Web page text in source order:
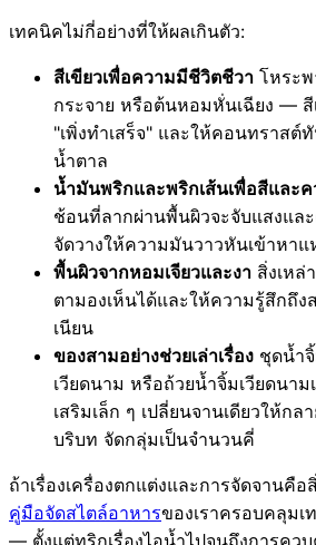
เทคนิคไม่กี่อย่างที่ให้ผลเกินตัว:
สีเขียวเพื่อความมีชีวิตชีวา โหระ
กระจาย หรือต้นหอมหั่นเฉียง — สี
"เพิ่งทำเสร็จ" และให้คอนทราสต์
น้ำตาล
น้ำมันพริกและพริกเส้นเพื่อสีและค
ช้อนที่ลากผ่านพื้นผิวจะจับแสงแล
จัดวางให้ความมันวาวหันเข้าหาแ
พื้นผิวจากหอมเจียวและงา สิ่งเหล่
ตามองเห็นได้และให้ความรู้สึกถึง
เนียน
ของสามอย่างช่วยเล่าเรื่อง ชุดน้ำ
เวียดนาม หรือถ้วยน้ำจิ้มเวียดนา
เสริมเล็ก ๆ เปลี่ยนจานเดียวให้ก
บริบท จัดกลุ่มเป็นจำนวนคี่
ถ้าเรื่องเครื่องตกแต่งและการจัดจานคื
คู่มือจัดสไตล์อาหารของเราครอบคลุม